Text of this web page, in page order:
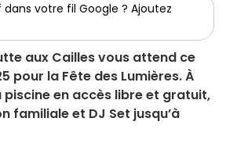
dans votre fil Google ? Ajoutez
aux Cailles vous attend ce
pour la Fête des Lumières. À
en accès libre et gratuit,
familiale et DJ Set jusqu’à